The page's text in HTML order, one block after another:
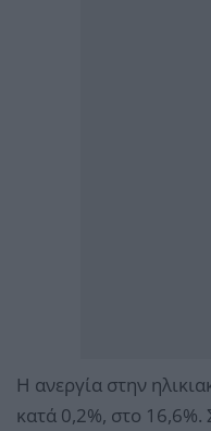
Η ανεργία στην
κατά 0,2%, στο